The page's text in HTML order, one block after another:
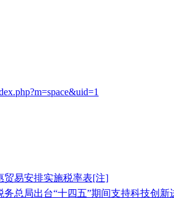
贸易安排实施税率表[注]
务总局出台“十四五”期间支持科技创新